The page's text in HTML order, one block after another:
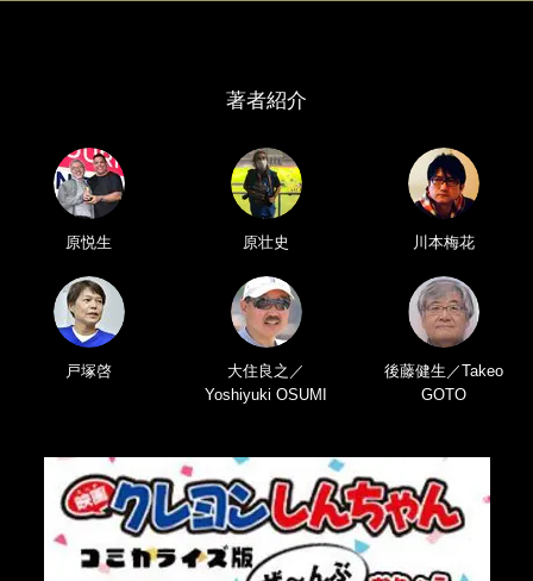
著者紹介
原悦生 原壮史 川本梅花
戸塚啓
大住良之／
Yoshiyuki OSUMI
後藤健生／Takeo
GOTO